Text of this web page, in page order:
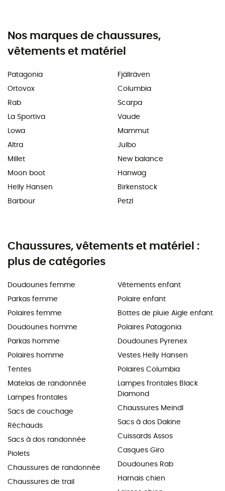
Nos marques de chaussures,
vêtements et matériel
Patagonia
Ortovox
Rab
La Sportiva
Lowa
Altra
Millet
Moon boot
Helly Hansen
Barbour
Fjällräven
Columbia
Scarpa
Vaude
Mammut
Julbo
New balance
Hanwag
Birkenstock
Petzl
Chaussures, vêtements et matériel :
plus de catégories
Doudounes femme
Parkas femme
Polaires femme
Doudounes homme
Parkas homme
Polaires homme
Tentes
Matelas de randonnée
Lampes frontales
Sacs de couchage
Réchauds
Sacs à dos randonnée
Piolets
Chaussures de randonnée
Chaussures de trail
Vêtements enfant
Polaire enfant
Bottes de pluie Aigle enfant
Polaires Patagonia
Doudounes Pyrenex
Vestes Helly Hansen
Polaires Columbia
Lampes frontales Black
Diamond
Chaussures Meindl
Sacs à dos Dakine
Cuissards Assos
Casques Giro
Doudounes Rab
Harnais chien